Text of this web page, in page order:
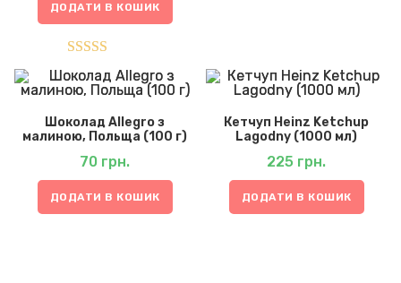
ДОДАТИ В КОШИК
Оцінено в
5.00з 5
Шоколад Allegro з
малиною, Польща (100 г)
70 грн.
ДОДАТИ В КОШИК
Кетчуп Heinz Ketchup
Lagodny (1000 мл)
225 грн.
ДОДАТИ В КОШИК